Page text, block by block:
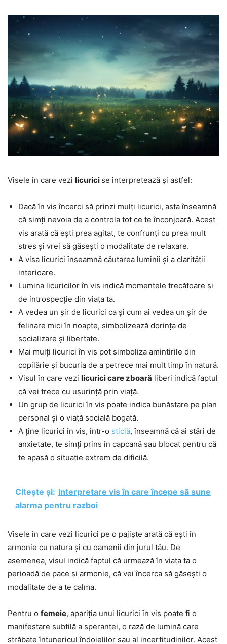
Visele în care vezi licurici se interpretează și astfel:
Dacă în vis încerci să prinzi mulți licurici, asta înseamnă
că simți nevoia de a controla tot ce te înconjoară. Acest
vis arată că ești prea agitat, te confrunți cu prea mult
stres și vrei să găsești o modalitate de relaxare.
A visa licurici înseamnă căutarea luminii și a clarității
interioare.
Lumina licuricilor în vis indică momentele trecătoare și
de introspecție din viața ta.
A vedea un șir de licurici ca și cum ai vedea un șir de
felinare mici în noapte, simbolizează dorința de
socializare și libertate.
Mai mulți licurici în vis pot simboliza amintirile din
copilărie și bucuria de a petrece mai mult timp în natură.
Visul în care vezi licurici care zboară liberi indică faptul
că vei trece cu ușurință prin viață.
Un grup de licurici în vis poate indica bunăstare pe plan
personal și o viață socială bogată.
A ține licurici în vis, într-o sticlă, înseamnă că ai stări de
anxietate, te simți prins în capcană sau blocat pentru că
te apasă o situație extrem de dificilă.
Citește și: Interpretare vis în care începe să sune
alarma pentru razboi
Visele în care vezi licurici pe o pajiște arată că ești în
armonie cu natura și cu oamenii din jurul tău. De
asemenea, visul indică faptul că urmează în viața ta o
perioadă de pace și armonie, că vei încerca să găsești o
modalitate de a te calma.
Pentru o femeie, apariția unui licurici în vis poate fi o
manifestare subtilă a speranței, o rază de lumină care
străbate întunericul îndoielilor sau al incertitudinilor. Acest